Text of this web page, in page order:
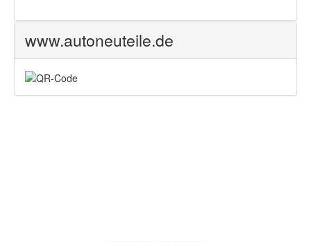
www.autoneuteile.de